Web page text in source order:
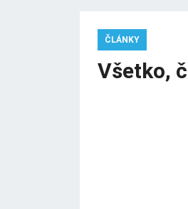
ČLÁNKY
Všetko,